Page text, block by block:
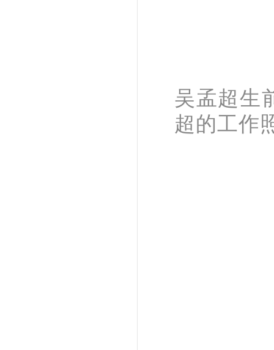
吴孟超生
超的工作